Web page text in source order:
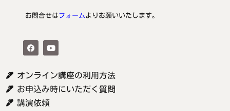
お問合せはフォームよりお願いいたします。
オンライン講座の利用方法
お申込み時にいただく質問
講演依頼